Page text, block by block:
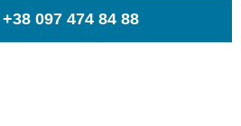
+38 097 474 84 88